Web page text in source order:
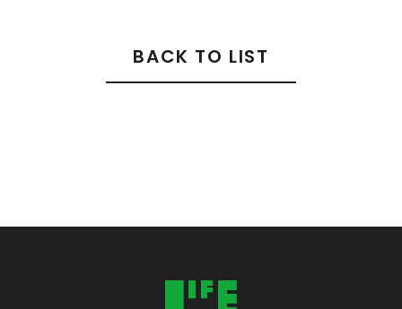
BACK TO LIST